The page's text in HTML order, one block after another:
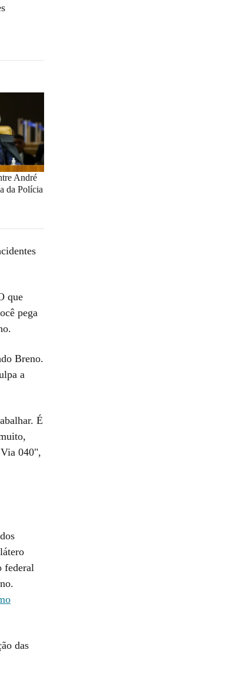
André
da Polícia
que
pega
Breno.
a
É
040",
federal
das